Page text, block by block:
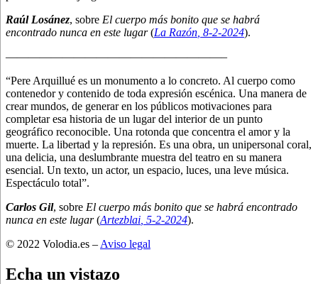
Raúl Losánez, sobre El cuerpo más bonito que se habrá
encontrado nunca en este lugar(La Razón , 8-2-2024).
———————————————————–
“Pere Arquillué es un monumento a lo concreto. Al cuerpo como
contenedor y contenido de toda expresión escénica. Una manera de
crear mundos, de generar en los públicos motivaciones para
completar esa historia de un lugar del interior de un punto
geográfico reconocible. Una rotonda que concentra el amor y la
muerte. La libertad y la represión. Es una obra, un unipersonal coral,
una delicia, una deslumbrante muestra del teatro en su manera
esencial. Un texto, un actor, un espacio, luces, una leve música.
Espectáculo total”.
Carlos Gil, sobre El cuerpo más bonito que se habrá encontrado
nunca en este lugar(Artezblai , 5-2-2024).
© 2022 Volodia.es – Aviso legal
Echa un vistazo